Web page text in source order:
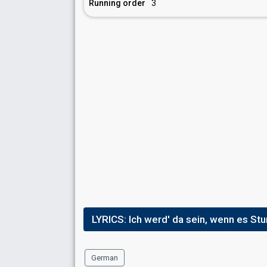
Running order 3
LYRICS: Ich werd' da sein, wenn es
German